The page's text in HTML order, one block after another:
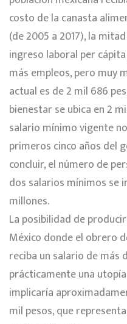
costo de la canasta
(de 2005 a 2017), la
ingreso laboral per
más empleos, pero muy
actual es de 2 mil 686
bienestar se ubica en 2
salario mínimo vigente
primeros cinco años del
concluir, el número de
dos salarios mínimos se
millones.
La posibilidad de
México donde el obrero
reciba un salario de más
prácticamente una
implicaría
mil pesos, que